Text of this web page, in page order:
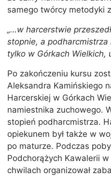
samego twórcy metodyki
„…w harcerstwie
stopnie, a podharcmistrza
tylko w Górkach Wielkich,
Po zakończeniu kursu
Aleksandra Kamińskiego
Harcerskiej w Górkach
namiestnika zuchowego.
stopień podharcmistrza.
opiekunem był także w
po maturze. Podczas
Podchorążych Kawalerii
chwilach organizował